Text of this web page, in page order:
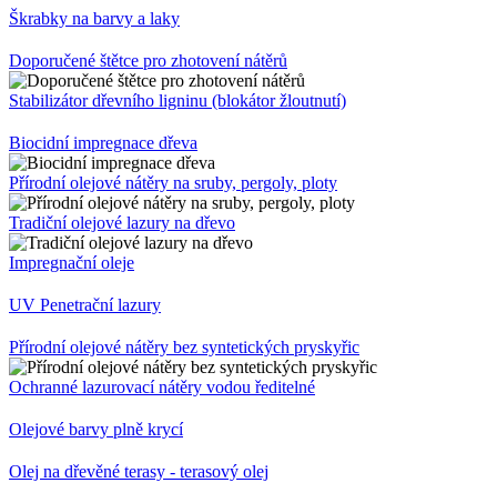
Škrabky na barvy a laky
Doporučené štětce pro zhotovení nátěrů
Stabilizátor dřevního ligninu (blokátor žloutnutí)
Biocidní impregnace dřeva
Přírodní olejové nátěry na sruby, pergoly, ploty
Tradiční olejové lazury na dřevo
Impregnační oleje
UV Penetrační lazury
Přírodní olejové nátěry bez syntetických pryskyřic
Ochranné lazurovací nátěry vodou ředitelné
Olejové barvy plně krycí
Olej na dřevěné terasy - terasový olej